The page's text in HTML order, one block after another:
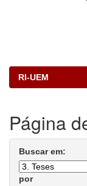
RI-UEM
Página
Buscar em:
por